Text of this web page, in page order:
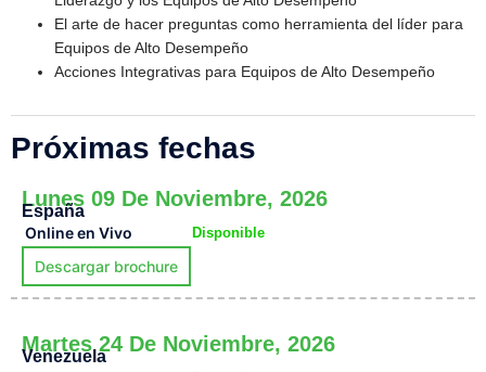
El arte de hacer preguntas como herramienta del líder para
Equipos de Alto Desempeño
Acciones Integrativas para Equipos de Alto Desempeño
Próximas fechas
Lunes 09 De Noviembre, 2026
España
Online en Vivo
Disponible
Descargar brochure
Martes 24 De Noviembre, 2026
Venezuela